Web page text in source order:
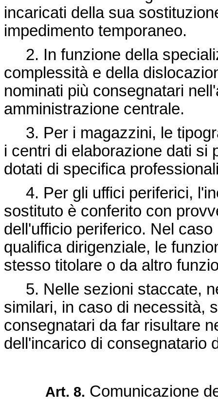
incaricati della sua
impedimento temporaneo.
2. In funzione della
complessità e della
nominati più consegnatari
amministrazione centrale.
3. Per i magazzini, le
i centri di elaborazione dati si
dotati di specifica
4. Per gli uffici periferici,
sostituto è conferito con
dell'ufficio periferico. Nel
qualifica dirigenziale, le
stesso titolare o da altro
5. Nelle sezioni staccate,
similari, in caso di necessità,
consegnatari da far risultare
dell'incarico di consegnatario
Art. 8. Comunicazione